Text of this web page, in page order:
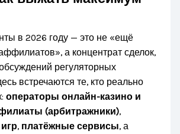
в 2026 году — это не «ещё
а концентрат сделок,
регуляторных
встречаются те, кто реально
операторы онлайн-казино и
(арбитражники),
, платёжные сервисы, а